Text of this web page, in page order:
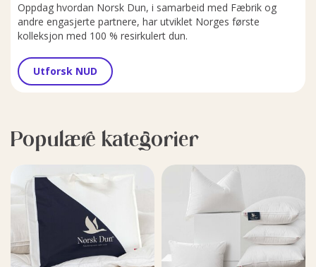
Oppdag hvordan Norsk Dun, i samarbeid med Fæbrik og
andre engasjerte partnere, har utviklet Norges første
kolleksjon med 100 % resirkulert dun.
Utforsk NUD
Populære kategorier